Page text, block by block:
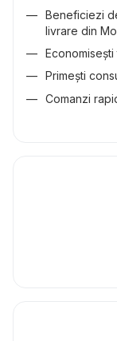
Beneficiezi
livrare din
Primești
Comanzi